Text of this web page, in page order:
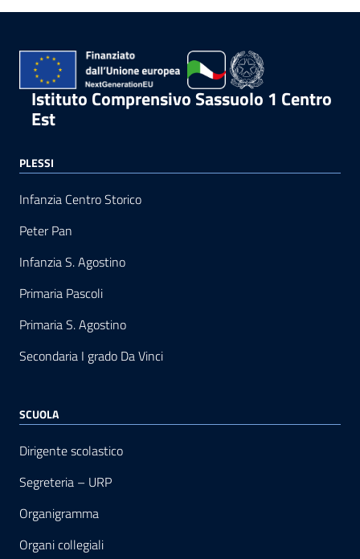
Istituto Comprensivo Sassuolo 1 Centro
Est
PLESSI
Infanzia Centro Storico
Peter Pan
Infanzia S. Agostino
Primaria Pascoli
Primaria S. Agostino
Secondaria I grado Da Vinci
SCUOLA
Dirigente scolastico
Segreteria – URP
Organigramma
Organi collegiali